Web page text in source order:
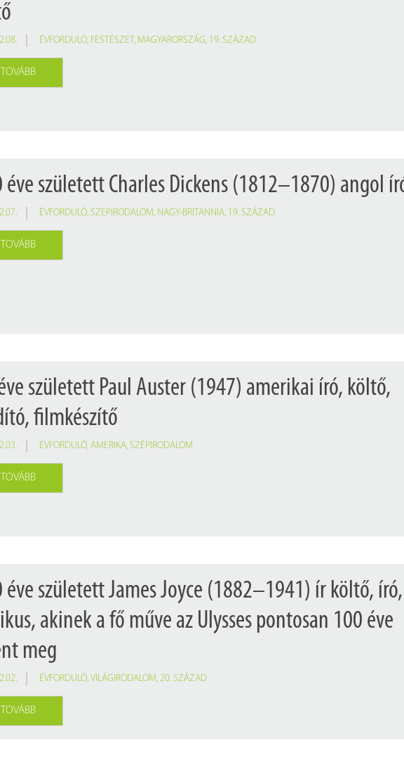
ÉVFORDULÓ, FESTÉSZET, MAGYARORSZÁG, 19. SZÁZAD
TOVÁBB
éve született Charles Dickens (1812–1870) angol
ÉVFORDULÓ,SZÉPIRODALOM, NAGY-BRITANNIA, 19. SZÁZAD
TOVÁBB
született Paul Auster (1947) amerikai író, költő,
filmkészítő
ÉVFORDULÓ,AMERIKA,SZÉPIRODALOM
TOVÁBB
éve született James Joyce (1882–1941) ír költő, író,
akinek a fő műve az Ulysses pontosan 100 éve
meg
ÉVFORDULÓ,VILÁGIRODALOM,20. SZÁZAD
TOVÁBB